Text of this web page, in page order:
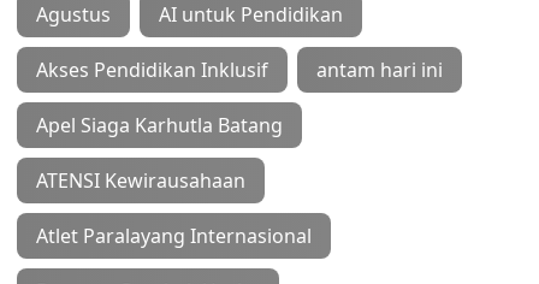
Agustus AI untuk Pendidikan
Akses Pendidikan Inklusif antam hari ini
Apel Siaga Karhutla Batang
ATENSI Kewirausahaan
Atlet Paralayang Internasional